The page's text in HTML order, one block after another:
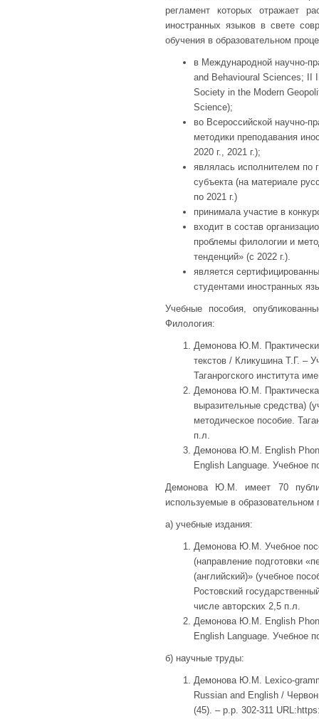
регламент которых отражает
иностранных языков в свете
обучения в образовательном
в Международной научно-
and Behavioural Sciences; II
Society in the Modern
Science);
во Всероссийской научно-
методики преподавания
2020 г., 2021 г.);
являлась исполнителем по
субъекта (на материале
по 2021 г.)
принимала участие в
входит в состав
проблемы филологии и
тенденций» (с 2022 г.).
является
студентами иностранных
Учебные пособия,
Филология:
Демонова Ю.М.
текстов / Кликушина Т.Г. –
Таганрогского института
Демонова Ю.М.
выразительные средства)
методическое пособие.
п.л.
Демонова Ю.М. English
English Language. Учебное
Демонова Ю.М. имеет 70
используемые в образовательном
а) учебные издания:
Демонова Ю.М. Учебное
(направление подготовки
(английский)» (учебное
Ростовский
числе авторских 2,5 п.л.
Демонова Ю.М. English
English Language. Учебное
б) научные труды:
Демонова Ю.М. Lexico-
Russian and English /
(45). – p.p. 302-311